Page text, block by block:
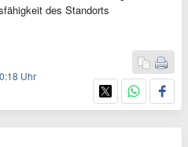
des Standorts
Uhr